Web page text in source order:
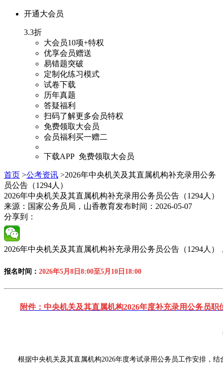
开通大会员
3.3折
大会员10项+特权
优享会员赠送
易错题突破
定制化练习模式
试卷下载
历年真题
答疑福利
扫码了解更多会员特权
免费领取大会员
会员福利买一赠二
下载APP 免费领取大会员
首页 >公考资讯 >2026年中央机关及其直属机构补充录用公务
员公告（1294人）
2026年中央机关及其直属机构补充录用公务员公告（1294人）
来源：国家公务员局，山香教育发布时间：2026-05-07
分享到：
2026年中央机关及其直属机构补充录用公务员公告（1294人
报名时间： 2026年5月8日8:00至5月10日18:00
附件：中央机关及其直属机构2026年度补充录用公务员职
根据中央机关及其直属机构2026年度考试录用公务员工作安排，结